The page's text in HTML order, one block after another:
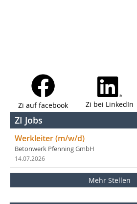
Zi auf facebook Zi bei LinkedIn
ZI Jobs
Werkleiter (m/w/d)
Betonwerk Pfenning GmbH
14.07.2026
Mehr Stellen